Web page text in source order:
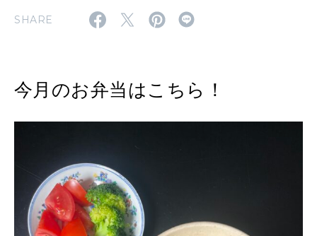
2026年7月号「鎌倉 ローカルが 教えてくれた 本当の歩き方。」
2026年5月号「“大好き”に出会いに。韓国」
2026年2月号「良運を掴む 新・開運術。」
2026年1月号「猫がいれば、幸せ」
MAGAZINE
SHARE
今月のお弁当はこちら！